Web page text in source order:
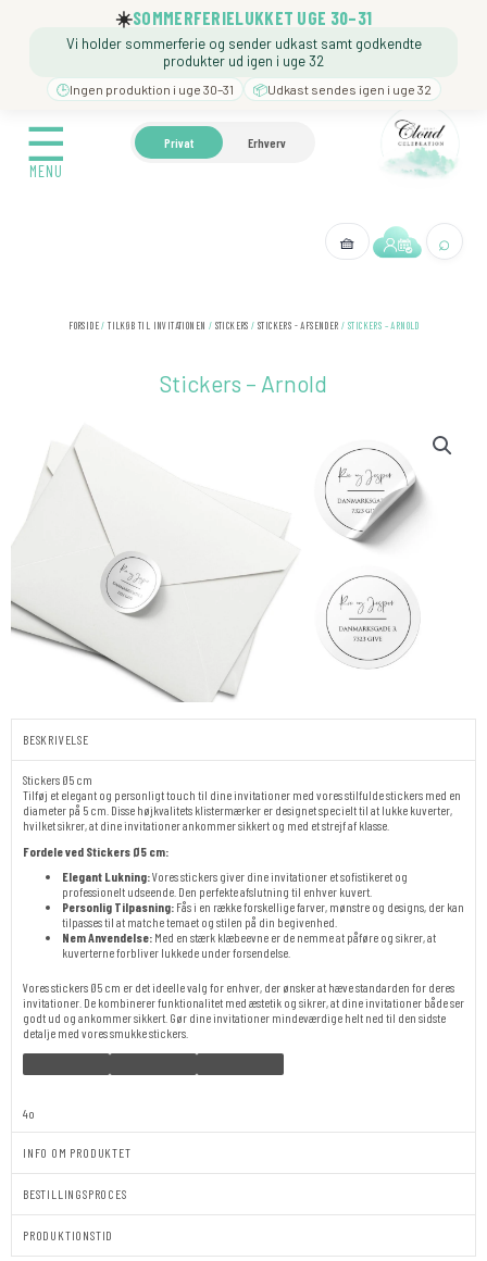
☀️SOMMERFERIELUKKET UGE 30–31
Vi holder sommerferie og sender udkast samt godkendte
produkter ud igen i uge 32
🕒Ingen produktion i uge 30–31 📦Udkast sendes igen i uge 32
☰
MENU
Privat Erhverv
🧺 ⌕
☰
MENU
🍼 BARNEDÅB ❓️ BESØG
FORSIDE/TILKØB TIL INVITATIONEN / STICKERS /STICKERS - AFSENDER / STICKERS – ARNOLD
Stickers – Arnold
BESKRIVELSE
Stickers Ø5 cm
Tilføj et elegant og personligt touch til dine invitationer med vores stilfulde stickers med en
diameter på 5 cm. Disse højkvalitets klistermærker er designet specielt til at lukke kuverter,
hvilket sikrer, at dine invitationer ankommer sikkert og med et strejf af klasse.
Fordele ved Stickers Ø5 cm:
Elegant Lukning:Vores stickers giver dine invitationer et sofistikeret og
professionelt udseende. Den perfekte afslutning til enhver kuvert.
Personlig Tilpasning: Fås i en række forskellige farver, mønstre og designs, der kan
tilpasses til at matche temaet og stilen på din begivenhed.
Nem Anvendelse: Med en stærk klæbeevne er de nemme at påføre og sikrer, at
kuverterne forbliver lukkede under forsendelse.
Vores stickers Ø5 cm er det ideelle valg for enhver, der ønsker at hæve standarden for deres
invitationer. De kombinerer funktionalitet med æstetik og sikrer, at dine invitationer både ser
godt ud og ankommer sikkert. Gør dine invitationer mindeværdige helt ned til den sidste
detalje med vores smukke stickers.
4o
INFO OM PRODUKTET
BESTILLINGSPROCES
PRODUKTIONSTID